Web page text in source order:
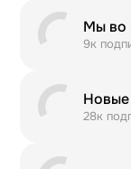
Мы во
9к
Новые
28к